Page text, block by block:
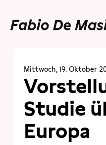
Mittwoch, 19. Oktober
Studie
Europa